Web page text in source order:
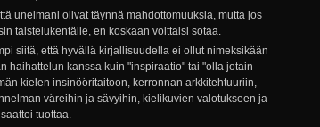
unelmani olivat täynnä mahdottomuuksia, mutta jos
taistelukentälle, en koskaan voittaisi sotaa.
siitä, että hyvällä kirjallisuudella ei ollut nimeksikään
haihattelun kanssa kuin "inspiraatio" tai "olla jotain
kielen insinööritaitoon, kerronnan arkkitehtuuriin,
väreihin ja sävyihin, kielikuvien valotukseen ja
tuottaa.